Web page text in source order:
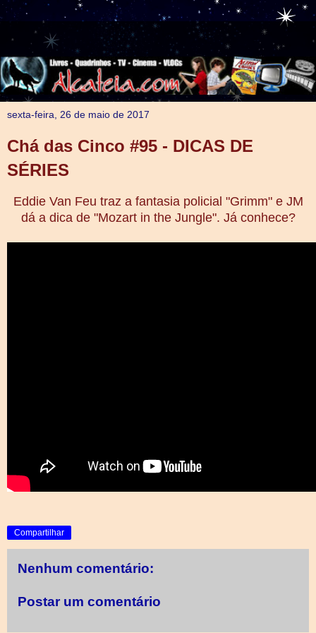
sexta-feira, 26 de maio de 2017
Chá das Cinco #95 - DICAS DE
SÉRIES
Eddie Van Feu traz a fantasia policial "Grimm" e JM
dá a dica de "Mozart in the Jungle". Já conhece?
Compartilhar
Nenhum comentário:
Postar um comentário